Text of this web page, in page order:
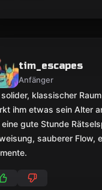
tim_escapes
Anfänger
solider, klassischer
ihm etwas sein Alter
gute Stunde
sauberer Flow,